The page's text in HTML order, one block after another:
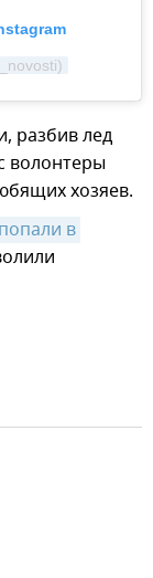
разбив лед
волонтеры
хозяев.
в